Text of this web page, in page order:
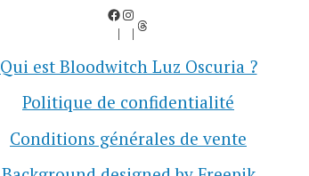
Facebook
Instagram
Threads
Qui est Bloodwitch Luz Oscuria ?
Politique de confidentialité
Conditions générales de vente